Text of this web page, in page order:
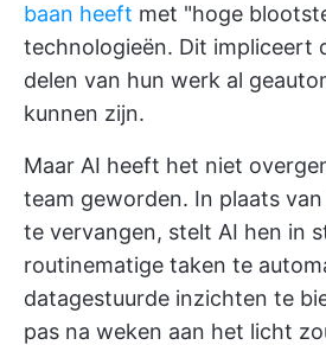
baan heeft met "hoge
technologieën. Dit impliceert
delen van hun werk al
kunnen zijn.
Maar AI heeft het niet
team geworden. In plaats
te vervangen, stelt AI hen in
routinematige taken te
datagestuurde inzichten te
pas na weken aan het licht